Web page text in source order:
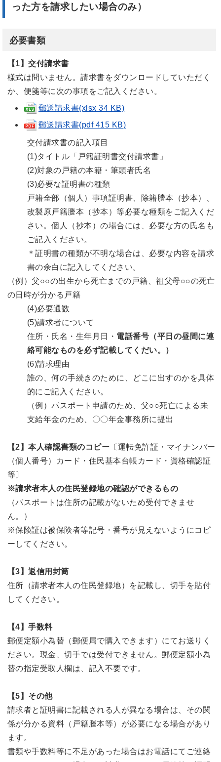
った方を請求したい場合のみ）
必要書類
【1】交付請求書
様式は問いません。請求書をダウンロードしていただく
か、便箋等に次の事項をご記入ください。
郵送請求書(xlsx 34 KB)
郵送請求書(pdf 415 KB)
交付請求書の記入項目
(1)タイトル「戸籍証明書交付請求書」
(2)対象の戸籍の本籍・筆頭者氏名
(3)必要な証明書の種類
戸籍全部（個人）事項証明書、除籍謄本（抄本）、
改製原戸籍謄本（抄本）等必要な種類をご記入くだ
さい。個人（抄本）の場合には、必要な方の氏名も
ご記入ください。
＊証明書の種類が不明な場合は、必要な内容を請求
書の余白に記入してください。
（例）父○○の出生から死亡までの戸籍、祖父母○○の死亡
の日時が分かる戸籍
(4)必要通数
(5)請求者について
住所・氏名・生年月日・ 電話番号（平日の昼間に連
絡可能なものを必ず記載してくだい。）
(6)請求理由
誰の、何の手続きのために、どこに出すのかを具体
的にご記入ください。
（例）パスポート申請のため、父○○死亡による未
支給年金のため、〇〇年金事務所に提出
【2】本人確認書類のコピー 〔運転免許証・マイナンバー
（個人番号）カード・住民基本台帳カード・資格確認証
等〕
※請求者本人の住民登録地の確認ができるもの
（パスポートは住所の記載がないため受付できませ
ん。）
※保険証は被保険者等記号・番号が見えないようにコピ
ーしてください。
【3】返信用封筒
住所（請求者本人の住民登録地）を記載し、切手を貼付
してください。
【4】手数料
郵便定額小為替（郵便局で購入できます）にてお送りく
ださい。現金、切手では受付できません。郵便定額小為
替の指定受取人欄は、記入不要です。
【5】その他
請求者と証明書に記載される人が異なる場合は、その関
係が分かる資料（戸籍謄本等）が必要になる場合があり
ます。
書類や手数料等に不足があった場合はお電話にてご連絡